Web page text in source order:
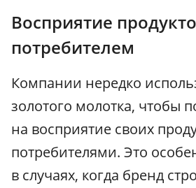
Восприятие
потребителем
Компании нередко
золотого молотка, чтобы
на восприятие своих
потребителями. Это
в случаях, когда бренд